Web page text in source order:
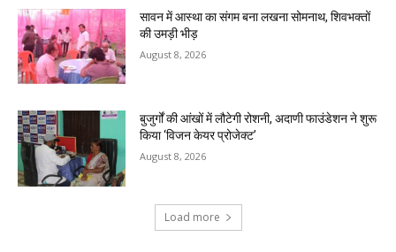
सावन में आस्था का संगम बना लखना सोमनाथ, शिवभक्तों
की उमड़ी भीड़
August 8, 2026
बुजुर्गों की आंखों में लौटेगी रोशनी, अदाणी फाउंडेशन ने शुरू
किया ‘विजन केयर प्रोजेक्ट’
August 8, 2026
Load more